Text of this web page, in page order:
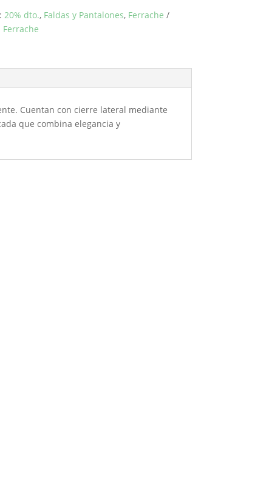
20% dto., Faldas y Pantalones, Ferrache
Ferrache
Cuentan con cierre lateral mediante
que combina elegancia y